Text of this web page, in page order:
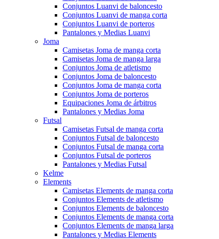
Conjuntos Luanvi de baloncesto
Conjuntos Luanvi de manga corta
Conjuntos Luanvi de porteros
Pantalones y Medias Luanvi
Joma
Camisetas Joma de manga corta
Camisetas Joma de manga larga
Conjuntos Joma de atletismo
Conjuntos Joma de baloncesto
Conjuntos Joma de manga corta
Conjuntos Joma de porteros
Equipaciones Joma de árbitros
Pantalones y Medias Joma
Futsal
Camisetas Futsal de manga corta
Conjuntos Futsal de baloncesto
Conjuntos Futsal de manga corta
Conjuntos Futsal de porteros
Pantalones y Medias Futsal
Kelme
Elements
Camisetas Elements de manga corta
Conjuntos Elements de atletismo
Conjuntos Elements de baloncesto
Conjuntos Elements de manga corta
Conjuntos Elements de manga larga
Pantalones y Medias Elements